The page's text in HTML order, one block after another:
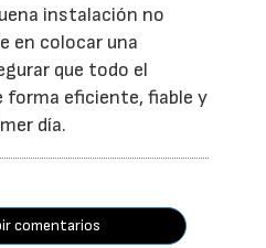
instalación no
en colocar una
que todo el
forma eficiente, fiable y
día.
comentarios